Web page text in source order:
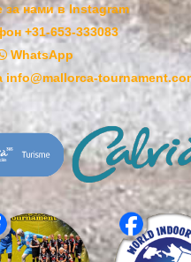
за нами в Instagram
+31-653-333083
WhatsApp
info@mallorca-